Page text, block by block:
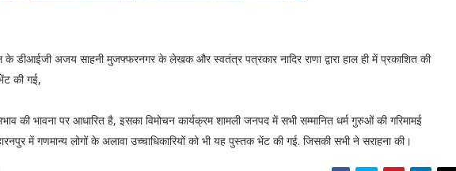
डीआईजी अजय साहनी मुजफ्फरनगर के लेखक और स्वतंत्र पत्रकार नादिर राणा द्वारा हाल ही में प्रकाशित की
की गई,
की भावना पर आधारित है, इसका विमोचन कार्यक्रम शामली जनपद में सभी सम्मानित धर्म गुरुओं की गरिमामई
में गणमान्य लोगों के अलावा उच्चाधिकारियों को भी यह पुस्तक भेंट की गई. जिसकी सभी ने सराहना की।